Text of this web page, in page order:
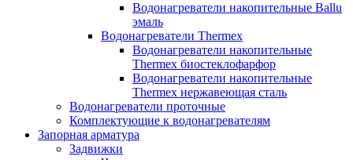
Водонагреватели накопительные Ballu
эмаль
Водонагреватели Thermex
Водонагреватели накопительные
Thermex биостеклофарфор
Водонагреватели накопительные
Thermex нержавеющая сталь
Водонагреватели проточные
Комплектующие к водонагревателям
Запорная арматура
Задвижки